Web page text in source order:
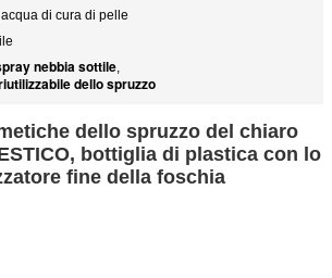
di cura di pelle
nebbia sottile,
dello spruzzo
dello spruzzo del chiaro
bottiglia di plastica con lo
fine della foschia